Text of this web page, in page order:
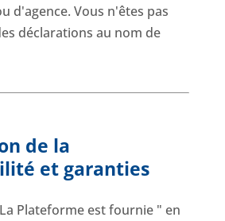
d'agence. Vous n'êtes pas
déclarations au nom de
de la
et garanties
La Plateforme est fournie " en